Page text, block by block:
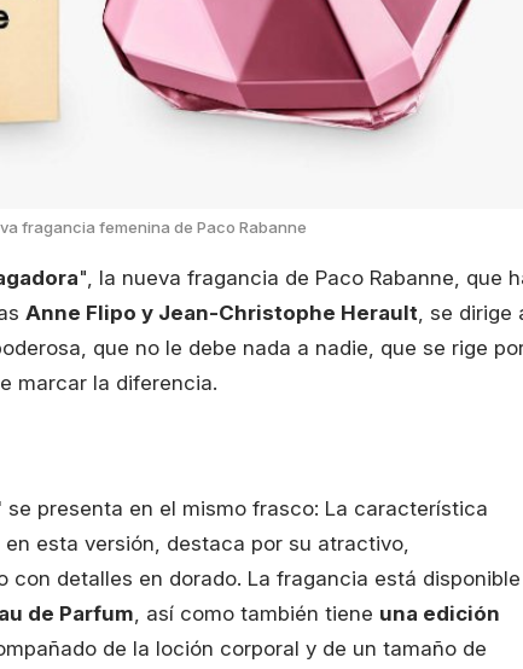
fragancia femenina de Paco Rabanne
", la nueva fragancia de Paco Rabanne, que
Anne Flipo y Jean-Christophe Herault, se dirige
que no le debe nada a nadie, que se rige
marcar la diferencia.
presenta en el mismo frasco: La característica
en esta versión, destaca por su atractivo,
detalles en dorado. La fragancia está disponible
de Parfum , así como también tiene una edición
de la loción corporal y de un tamaño de